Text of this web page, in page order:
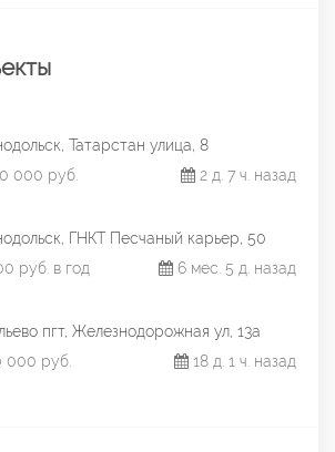
Татарстан улица, 8
000 руб.
2 д. 7 ч. назад
ГНКТ Песчаный карьер, 50
руб. в год
6 мес. 5 д. назад
пгт, Железнодорожная ул, 13а
000 руб.
18 д. 1 ч. назад